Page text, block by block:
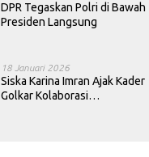
DPR Tegaskan Polri di Bawah
Presiden Langsung
18 Januari 2026
Siska Karina Imran Ajak Kader
Golkar Kolaborasi